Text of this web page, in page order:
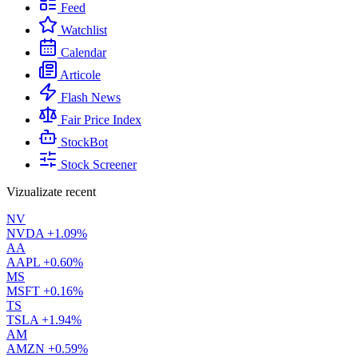
Feed
Watchlist
Calendar
Articole
Flash News
Fair Price Index
StockBot
Stock Screener
Vizualizate recent
NV
NVDA +1.09%
AA
AAPL +0.60%
MS
MSFT +0.16%
TS
TSLA +1.94%
AM
AMZN +0.59%